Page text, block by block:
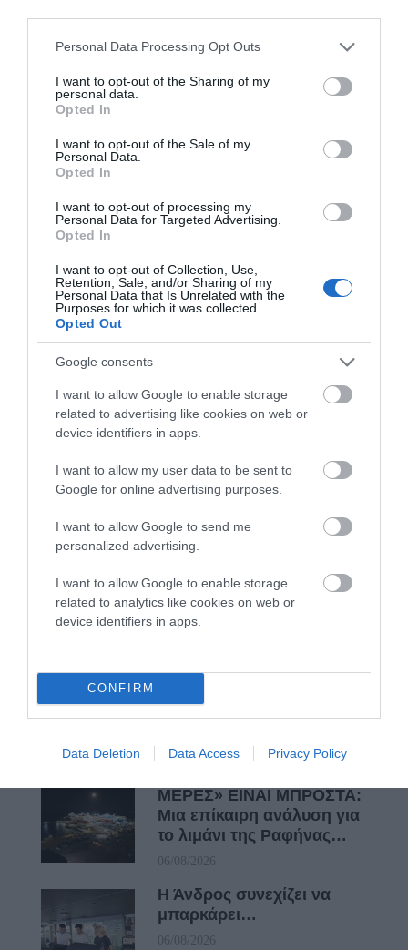
Please note that this website/app uses one or more Google
not limited to your visit or usage behaviour. You may click to
grant or deny consent to Google and its third-party tags to
use your data for below specified purposes in below Google
consent section.
Personal Data Processing Opt Outs
I want to opt-out of the Sharing of my
personal data.
Opted In
I want to opt-out of the Sale of my
Personal Data.
Opted In
I want to opt-out of processing my
Personal Data for Targeted Advertising.
Opted In
I want to opt-out of Collection, Use,
Retention, Sale, and/or Sharing of my
Personal Data that Is Unrelated with the
Purposes for which it was collected.
Opted Out
Google consents
I want to allow Google to enable storage
related to advertising like cookies on web or
device identifiers in apps.
I want to allow my user data to be sent to
Google for online advertising purposes.
I want to allow Google to send me
personalized advertising.
I want to allow Google to enable storage
related to analytics like cookies on web or
device identifiers in apps.
CONFIRM
Data Deletion Data Access Privacy Policy
Προτεινόμενα άρθρα
ΡΑΦΗΝΑ – ΘΕΟΥΤΑ σημειώσατε…
ΣΥΓΚΛΟΝΙΣΤΙΚΟΣ ΑΠΟΧΑΙΡΕΤΙΣΜΟΣ ΣΤΗ
ΡΑΦΗΝΑ ΣΤΟ «ΤΕΛΕΥΤΑΙΟ ΜΠΑΡΚΟ» ΤΟΥ
ΚΑΠΕΤΑΝ ΑΝΤΩΝΗ ΒΙΔΑΛΗ
Απαράδεκτη εμπειρία στη Ραφήνα. Φωτογραφίες από την
αναχώρηση εκείνης της ώρας…
ΑΠΟΚΛΕΙΣΤΙΚΟ: «ΕΤΣΙ ΑΝΑΚΑΛΥΨΑ ΤΟ
ΣΗΜΑΝΤΙΚΟ ΑΡΧΑΙΟ ΝΑΥΑΓΙΟ ΤΗΣ ΑΝΔΡΟΥ!…»
Πρόσφατα Άρθρα
ΜΕΡΕΣ» ΕΙΝΑΙ ΜΠΡΟΣΤΑ:
Μια επίκαιρη ανάλυση για
το λιμάνι της Ραφήνας…
06/08/2026
Η Άνδρος συνεχίζει να
μπαρκάρει…
06/08/2026